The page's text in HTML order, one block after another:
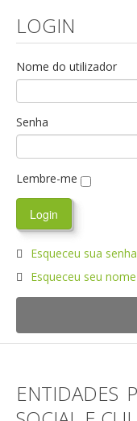
LOGIN
Nome do utilizador
Senha
Lembre-me
Esqueceu sua
Esqueceu seu
ENTIDADES